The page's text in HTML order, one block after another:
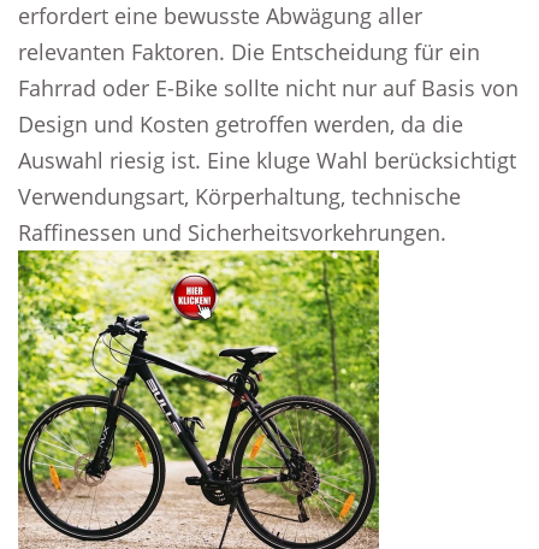
erfordert eine bewusste Abwägung aller
relevanten Faktoren. Die Entscheidung für ein
Fahrrad oder E-Bike sollte nicht nur auf Basis von
Design und Kosten getroffen werden, da die
Auswahl riesig ist. Eine kluge Wahl berücksichtigt
Verwendungsart, Körperhaltung, technische
Raffinessen und Sicherheitsvorkehrungen.